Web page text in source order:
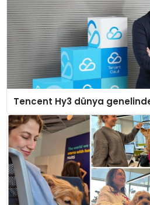
Tencent Hy3 dünya